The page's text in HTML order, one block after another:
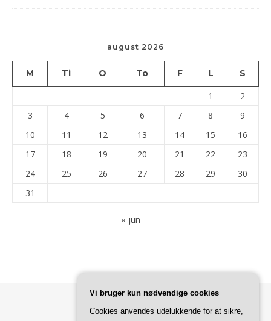
august 2026
M Ti O To F L S
1
2
3
4 5 6 7 8
9
10
11 12 13 14 15
16
17
18 19 20 21 22
23
24
25 26 27 28 29
30
31
« jun
Vi bruger kun nødvendige cookies
Cookies anvendes udelukkende for at sikre,